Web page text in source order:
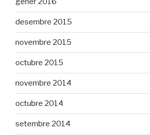
desembre 2015
novembre 2015
octubre 2015
novembre 2014
octubre 2014
setembre 2014